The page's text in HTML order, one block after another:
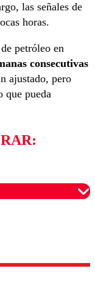
las señales de
horas.
petróleo en
consecutivas
ajustado, pero
que pueda
garantizar un